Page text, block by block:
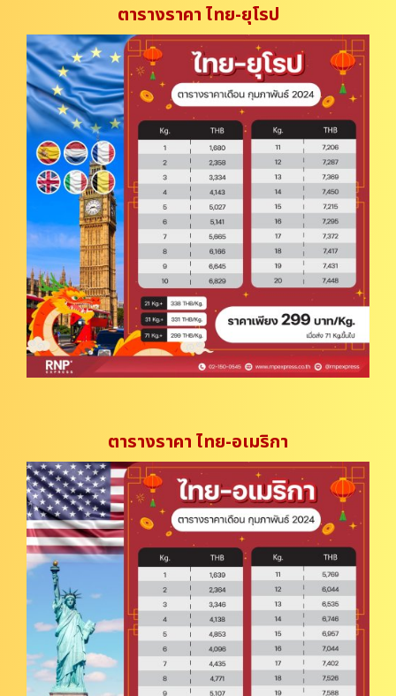
ตารางราคา ไทย-ยุโรป
ตารางราคา ไทย-อเมริกา